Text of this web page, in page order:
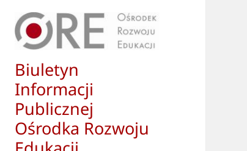
Biuletyn
Informacji
Publicznej
Ośrodka Rozwoju